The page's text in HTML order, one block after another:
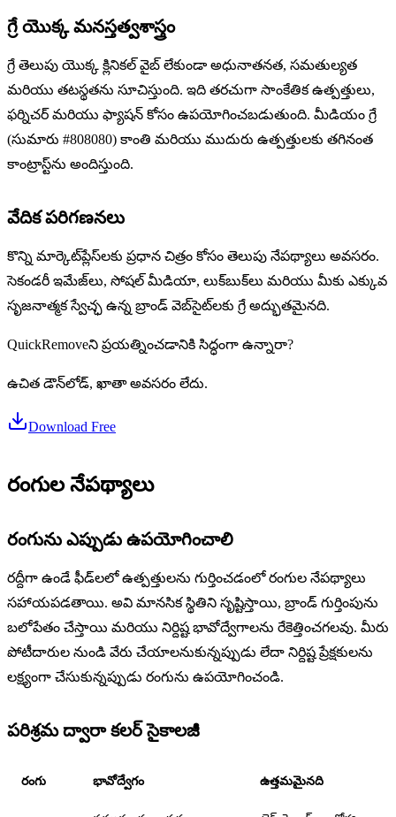
గ్రే యొక్క మనస్తత్వశాస్త్రం
గ్రే తెలుపు యొక్క క్లినికల్ వైబ్ లేకుండా అధునాతనత, సమతుల్యత
మరియు తటస్థతను సూచిస్తుంది. ఇది తరచుగా సాంకేతిక ఉత్పత్తులు,
ఫర్నిచర్ మరియు ఫ్యాషన్ కోసం ఉపయోగించబడుతుంది. మీడియం గ్రే
(సుమారు #808080) కాంతి మరియు ముదురు ఉత్పత్తులకు తగినంత
కాంట్రాస్ట్‌ను అందిస్తుంది.
వేదిక పరిగణనలు
కొన్ని మార్కెట్‌ప్లేస్‌లకు ప్రధాన చిత్రం కోసం తెలుపు నేపథ్యాలు అవసరం.
సెకండరీ ఇమేజ్‌లు, సోషల్ మీడియా, లుక్‌బుక్‌లు మరియు మీకు ఎక్కువ
సృజనాత్మక స్వేచ్ఛ ఉన్న బ్రాండ్ వెబ్‌సైట్‌లకు గ్రే అద్భుతమైనది.
QuickRemoveని ప్రయత్నించడానికి సిద్ధంగా ఉన్నారా?
ఉచిత డౌన్‌లోడ్, ఖాతా అవసరం లేదు.
Download Free
రంగుల నేపథ్యాలు
రంగును ఎప్పుడు ఉపయోగించాలి
రద్దీగా ఉండే ఫీడ్‌లలో ఉత్పత్తులను గుర్తించడంలో రంగుల నేపథ్యాలు
సహాయపడతాయి. అవి మానసిక స్థితిని సృష్టిస్తాయి, బ్రాండ్ గుర్తింపును
బలోపేతం చేస్తాయి మరియు నిర్దిష్ట భావోద్వేగాలను రేకెత్తించగలవు. మీరు
పోటీదారుల నుండి వేరు చేయాలనుకున్నప్పుడు లేదా నిర్దిష్ట ప్రేక్షకులను
లక్ష్యంగా చేసుకున్నప్పుడు రంగును ఉపయోగించండి.
పరిశ్రమ ద్వారా కలర్ సైకాలజీ
రంగు భావోద్వేగం ఉత్తమమైనది